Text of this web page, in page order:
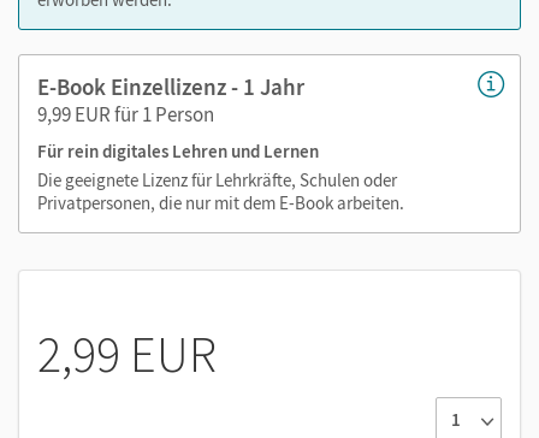
Audios
Lösungen
E-Book Einzellizenz - 1 Jahr
9,99 EUR für 1 Person
Für rein digitales Lehren und Lernen
Die geeignete Lizenz für Lehrkräfte, Schulen oder
Privatpersonen, die nur mit dem E-Book arbeiten.
2,99 EUR